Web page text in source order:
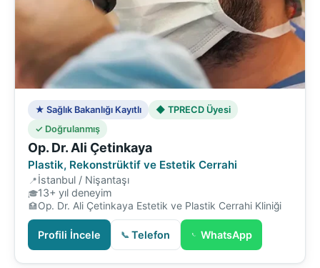
★ Sağlık Bakanlığı Kayıtlı
◆ TPRECD Üyesi
✓ Doğrulanmış
Op. Dr. Ali Çetinkaya
Plastik, Rekonstrüktif ve Estetik Cerrahi
İstanbul / Nişantaşı
13+ yıl deneyim
Op. Dr. Ali Çetinkaya Estetik ve Plastik Cerrahi Kliniği
Profili İncele Telefon WhatsApp